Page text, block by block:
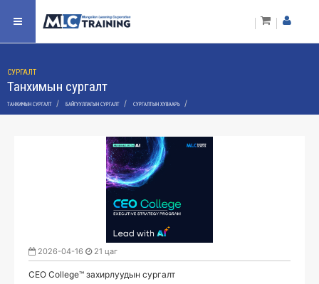
СУРГАЛТ
Танхимын сургалт
ТАНХИМЫН СУРГАЛТ / БАЙГУУЛЛАГЫН СУРГАЛТ / СУРГАЛТЫН ХУВААРЬ /
2026-04-16 21 цаг
CEO College™ захирлуудын сургалт